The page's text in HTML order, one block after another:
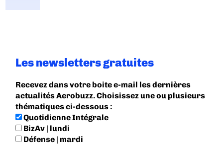
Les newsletters gratuites
Recevez dans votre boite e-mail les dernières
actualités Aerobuzz. Choisissez une ou plusieurs
thématiques ci-dessous :
Quotidienne Intégrale
BizAv | lundi
Défense | mardi